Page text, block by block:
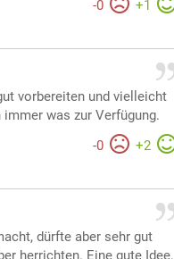
-0 +1
vorbereiten und vielleicht
was zur Verfügung.
-0 +2
dürfte aber sehr gut
herrichten. Eine gute Idee.